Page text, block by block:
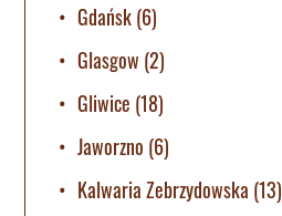
Gdańsk(6)
Glasgow (2)
Gliwice (18)
Jaworzno (6)
Kalwaria Zebrzydowska (13)